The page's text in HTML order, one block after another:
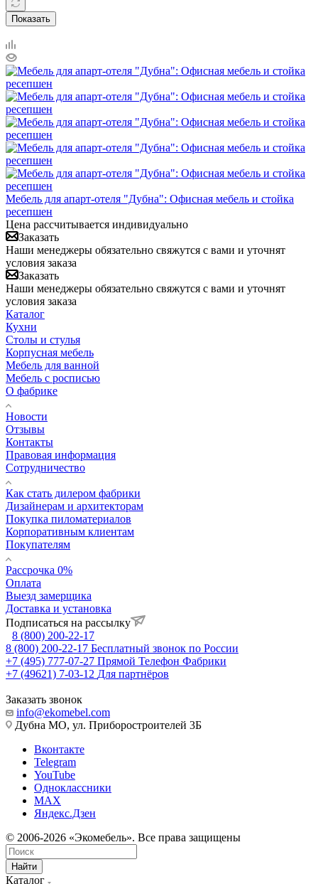
Показать
Мебель для апарт-отеля "Дубна": Офисная мебель и стойка
ресепшен
Цена рассчитывается индивидуально
Заказать
Наши менеджеры обязательно свяжутся с вами и уточнят
условия заказа
Заказать
Наши менеджеры обязательно свяжутся с вами и уточнят
условия заказа
Каталог
Кухни
Столы и стулья
Корпусная мебель
Мебель для ванной
Мебель с росписью
О фабрике
Новости
Отзывы
Контакты
Правовая информация
Сотрудничество
Как стать дилером фабрики
Дизайнерам и архитекторам
Покупка пиломатериалов
Корпоративным клиентам
Покупателям
Рассрочка 0%
Оплата
Выезд замерщика
Доставка и установка
Подписаться на рассылку
8 (800) 200-22-17
8 (800) 200-22-17 Бесплатный звонок по России
+7 (495) 777-07-27 Прямой Телефон Фабрики
+7 (49621) 7-03-12 Для партнёров
Заказать звонок
info@ekomebel.com
Дубна МО, ул. Приборостроителей 3Б
Вконтакте
Telegram
YouTube
Одноклассники
MAX
Яндекс.Дзен
© 2006-2026 «Экомебель». Все права защищены
Найти
Каталог